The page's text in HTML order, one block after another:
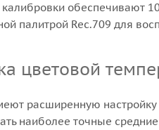
обеспечивают
палитрой Rec.709 для
цветовой
расширенную
наиболее точные